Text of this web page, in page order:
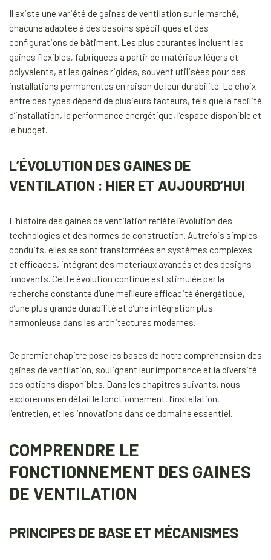
Il existe une variété de gaines de ventilation sur le marché,
chacune adaptée à des besoins spécifiques et des
configurations de bâtiment. Les plus courantes incluent les
gaines flexibles, fabriquées à partir de matériaux légers et
polyvalents, et les gaines rigides, souvent utilisées pour des
installations permanentes en raison de leur durabilité. Le choix
entre ces types dépend de plusieurs facteurs, tels que la facilité
d’installation, la performance énergétique, l’espace disponible et
le budget.
L’ÉVOLUTION DES GAINES DE
VENTILATION : HIER ET AUJOURD’HUI
L’histoire des gaines de ventilation reflète l’évolution des
technologies et des normes de construction. Autrefois simples
conduits, elles se sont transformées en systèmes complexes
et efficaces, intégrant des matériaux avancés et des designs
innovants. Cette évolution continue est stimulée par la
recherche constante d’une meilleure efficacité énergétique,
d’une plus grande durabilité et d’une intégration plus
harmonieuse dans les architectures modernes.
Ce premier chapitre pose les bases de notre compréhension des
gaines de ventilation, soulignant leur importance et la diversité
des options disponibles. Dans les chapitres suivants, nous
explorerons en détail le fonctionnement, l’installation,
l’entretien, et les innovations dans ce domaine essentiel.
COMPRENDRE LE
FONCTIONNEMENT DES GAINES
DE VENTILATION
PRINCIPES DE BASE ET MÉCANISMES